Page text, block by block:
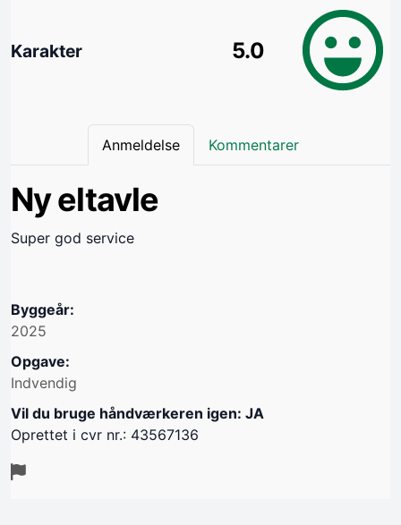
Karakter 5.0
Anmeldelse Kommentarer
Ny eltavle
Super god service
Byggeår:
2025
Opgave:
Indvendig
Vil du bruge håndværkeren igen: JA
Oprettet i cvr nr.: 43567136